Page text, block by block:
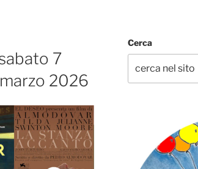
7
2026
Cerca